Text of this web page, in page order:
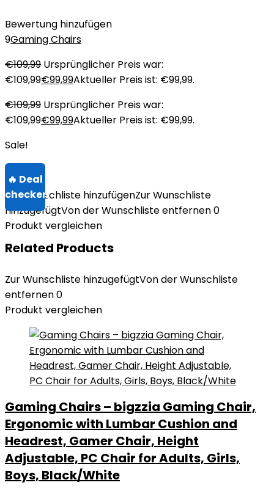
Bewertung hinzufügen
9Gaming Chairs
€109,99 Ursprünglicher Preis war:
€109,99€99,99Aktueller Preis ist: €99,99.
€109,99 Ursprünglicher Preis war:
€109,99€99,99Aktueller Preis ist: €99,99.
Sale!
Zur Wunschliste hinzufügenZur Wunschliste
hinzugefügtVon der Wunschliste entfernen0
Produkt vergleichen
Related Products
Zur Wunschliste hinzugefügtVon der Wunschliste
entfernen0
Produkt vergleichen
Gaming Chairs – bigzzia Gaming Chair,
Ergonomic with Lumbar Cushion and
Headrest, Gamer Chair, Height
Adjustable, PC Chair for Adults, Girls,
Boys, Black/White